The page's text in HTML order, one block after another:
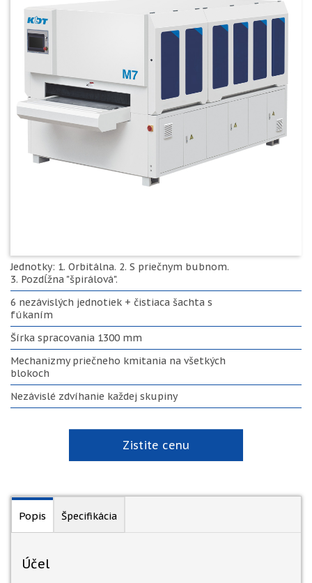
Jednotky: 1. Orbitálna. 2. S priečnym bubnom.
3. Pozdĺžna "špirálová".
6 nezávislých jednotiek + čistiaca šachta s
fúkaním
Šírka spracovania 1300 mm
Mechanizmy priečneho kmitania na všetkých
blokoch
Nezávislé zdvíhanie každej skupiny
Zistite cenu
Popis Špecifikácia
Účel